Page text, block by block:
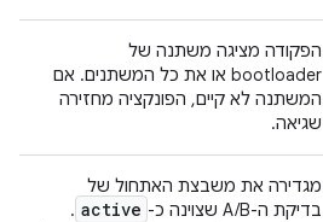
הפקודה מציגה משתנה של
bootloader או את כל המשתנים. אם
המשתנה לא קיים, הפונקציה מחזירה
שגיאה.
מגדירה את משבצת האתחול של
בדיקת ה-A/B שצוינה כ-
active
.